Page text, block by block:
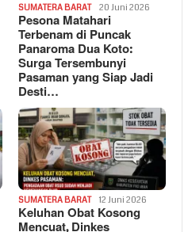
SUMATERA BARAT 20 Juni 2026
Pesona Matahari
Terbenam di Puncak
Panaroma Dua Koto:
Surga Tersembunyi
Pasaman yang Siap Jadi
Desti…
SUMATERA BARAT 12 Juni 2026
Keluhan Obat Kosong